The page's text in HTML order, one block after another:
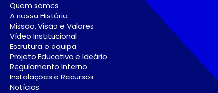
Quem somos
A nossa História
Missão, Visão e Valores
Vídeo Institucional
Estrutura e equipa
Projeto Educativo e Ideário
Regulamento Interno
Instalações e Recursos
Notícias